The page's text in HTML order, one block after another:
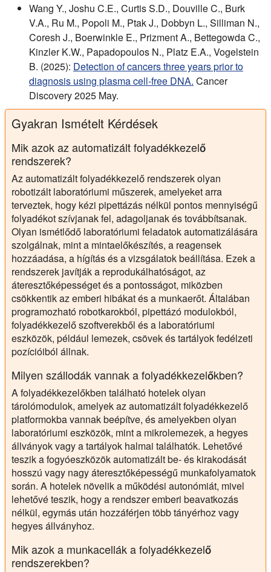
Wang Y., Joshu C.E., Curtis S.D., Douville C., Burk
V.A., Ru M., Popoli M., Ptak J., Dobbyn L., Silliman N.,
Coresh J., Boerwinkle E., Prizment A., Bettegowda C.,
Kinzler K.W., Papadopoulos N., Platz E.A., Vogelstein
B. (2025): Detection of cancers three years prior to
diagnosis using plasma cell-free DNA. Cancer
Discovery 2025 May.
Gyakran Ismételt Kérdések
Mik azok az automatizált folyadékkezelő
rendszerek?
Az automatizált folyadékkezelő rendszerek olyan
robotizált laboratóriumi műszerek, amelyeket arra
terveztek, hogy kézi pipettázás nélkül pontos mennyiségű
folyadékot szívjanak fel, adagoljanak és továbbítsanak.
Olyan ismétlődő laboratóriumi feladatok automatizálására
szolgálnak, mint a mintaelőkészítés, a reagensek
hozzáadása, a hígítás és a vizsgálatok beállítása. Ezek a
rendszerek javítják a reprodukálhatóságot, az
áteresztőképességet és a pontosságot, miközben
csökkentik az emberi hibákat és a munkaerőt. Általában
programozható robotkarokból, pipettázó modulokból,
folyadékkezelő szoftverekből és a laboratóriumi
eszközök, például lemezek, csövek és tartályok fedélzeti
pozícióiból állnak.
Milyen szállodák vannak a folyadékkezelőkben?
A folyadékkezelőkben található hotelek olyan
tárolómodulok, amelyek az automatizált folyadékkezelő
platformokba vannak beépítve, és amelyekben olyan
laboratóriumi eszközök, mint a mikrolemezek, a hegyes
állványok vagy a tartályok halmai találhatók. Lehetővé
teszik a fogyóeszközök automatizált be- és kirakodását
hosszú vagy nagy áteresztőképességű munkafolyamatok
során. A hotelek növelik a működési autonómiát, mivel
lehetővé teszik, hogy a rendszer emberi beavatkozás
nélkül, egymás után hozzáférjen több tányérhoz vagy
hegyes állványhoz.
Mik azok a munkacellák a folyadékkezelő
rendszerekben?